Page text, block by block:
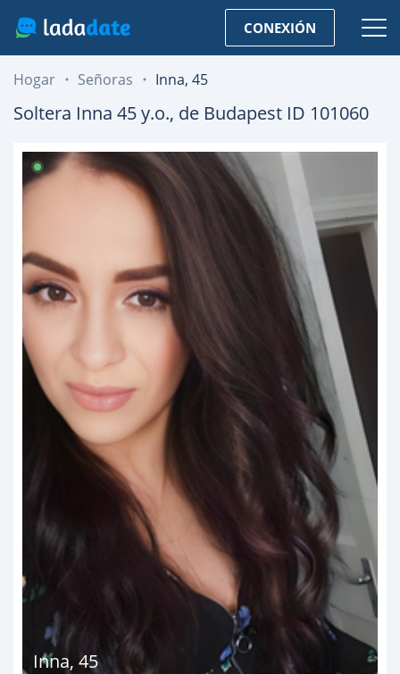
CONEXIÓN
Hogar Señoras Inna, 45
Soltera Inna 45y.o., de Budapest ID 101060
Inna, 45